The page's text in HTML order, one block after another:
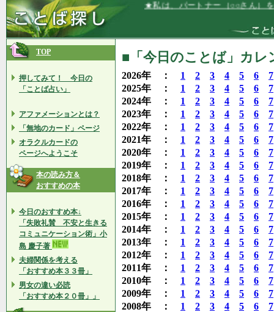
★私は、パートナー（○○さん）を、とて
TOP
押してみて！ 今日の
「ことば占い」
アファメーションとは？
「無地のカード」ページ
オラクルカードの
ページへようこそ
本の読み方＆
おすすめの本
今日のおすすめ本↓
「失敗礼賛 不安と生きる
コミュニケーション術」小
島 慶子著
夫婦関係を考える
「おすすめ本３３冊」
男女の違い必読
「おすすめ本２０冊」」
■「今日のことば」カ
2026年 ： 1 2 3 4 5 6
7
2025年 ： 1 2 3 4 5 6
7
2024年 ： 1 2 3 4 5 6
7
2023年 ： 1 2 3 4 5 6
7
2022年 ： 1 2 3 4 5 6
7
2021年 ： 1 2 3 4 5 6
7
2020年 ： 1 2 3 4 5 6
7
2019年 ： 1 2 3 4 5 6
7
2018年 ： 1 2 3 4 5 6
7
2017年 ： 1 2 3 4 5 6
7
2016年 ： 1 2 3 4 5 6
7
2015年 ： 1 2 3 4 5 6
7
2014年 ： 1 2 3 4 5 6
7
2013年 ： 1 2 3 4 5 6
7
2012年 ： 1 2 3 4 5 6
7
2011年 ： 1 2 3 4 5 6
7
2010年 ： 1 2 3 4 5 6
7
2009年 ： 1 2 3 4 5 6
7
2008年 ： 1 2 3 4 5 6
7